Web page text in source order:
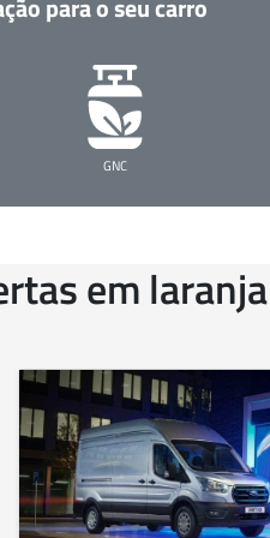
para o seu carro
GNC
em laranja
PROMO